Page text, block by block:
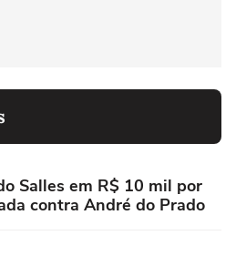
Salles em R$ 10 mil por
contra André do Prado